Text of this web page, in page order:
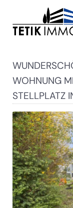
WOHNUNG
STELLPLATZ